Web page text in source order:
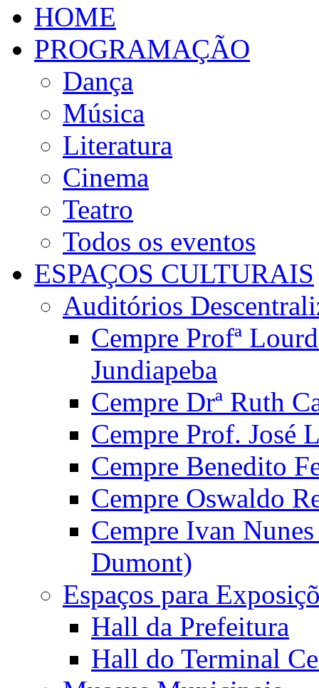
HOME
PROGRAMAÇÃO
Dança
Música
Literatura
Cinema
Teatro
Todos os eventos
ESPAÇOS CULTURAIS
Auditórios
Cempre Profª
Jundiapeba
Cempre Drª Ruth
Cempre Prof. José
Cempre Benedito
Cempre Oswaldo
Cempre Ivan
Dumont)
Espaços para
Hall da Prefeitura
Hall do Terminal